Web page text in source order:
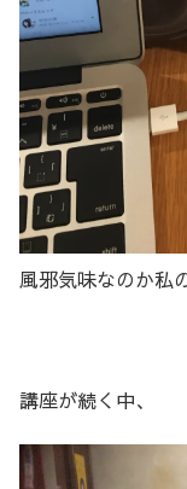
風邪気味なのか私
講座が続く中、